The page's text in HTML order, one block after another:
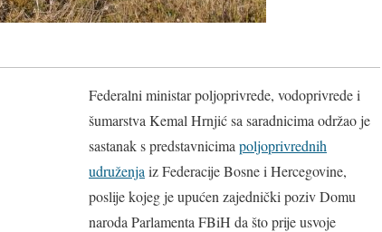
Federalni ministar poljoprivrede, vodoprivrede i
šumarstva Kemal Hrnjić sa saradnicima održao je
sastanak s predstavnicima poljoprivrednih
udruženja iz Federacije Bosne i Hercegovine,
poslije kojeg je upućen zajednički poziv Domu
naroda Parlamenta FBiH da što prije usvoje